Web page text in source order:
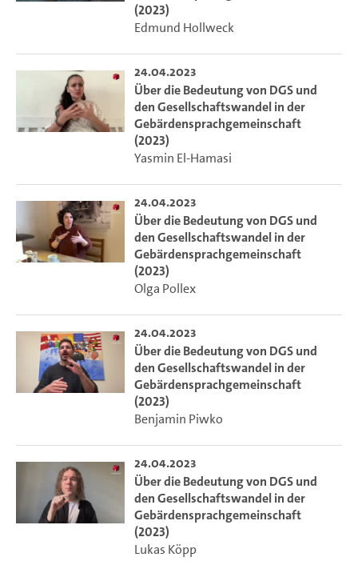
(2023)
Edmund Hollweck
24.04.2023
Über die Bedeutung von DGS und
den Gesellschaftswandel in der
Gebärdensprachgemeinschaft
(2023)
Yasmin El-Hamasi
24.04.2023
Über die Bedeutung von DGS und
den Gesellschaftswandel in der
Gebärdensprachgemeinschaft
(2023)
Olga Pollex
24.04.2023
Über die Bedeutung von DGS und
den Gesellschaftswandel in der
Gebärdensprachgemeinschaft
(2023)
Benjamin Piwko
24.04.2023
Über die Bedeutung von DGS und
den Gesellschaftswandel in der
Gebärdensprachgemeinschaft
(2023)
Lukas Köpp